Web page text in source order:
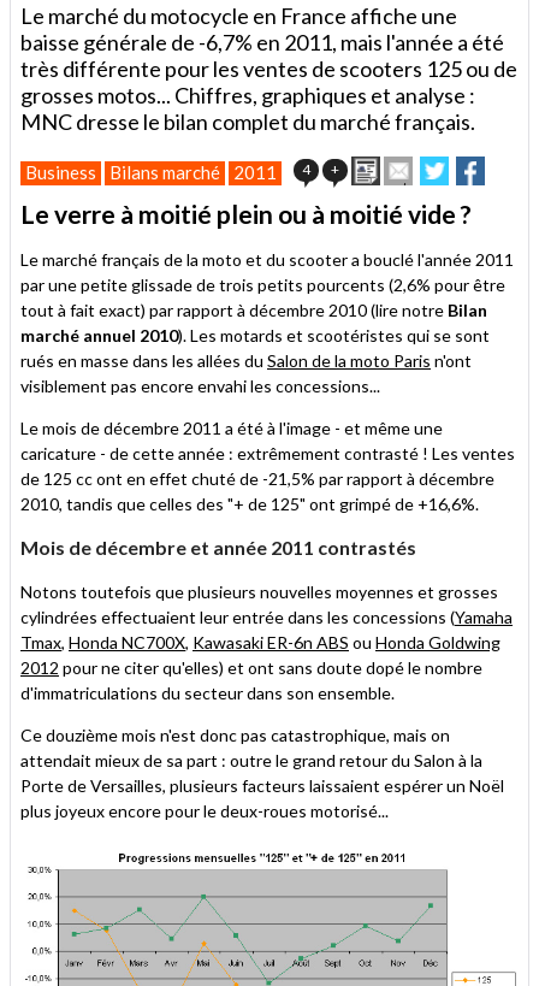
Le marché du motocycle en France affiche une
baisse générale de -6,7% en 2011, mais l'année a été
très différente pour les ventes de scooters 125 ou de
grosses motos... Chiffres, graphiques et analyse :
MNC dresse le bilan complet du marché français.
Business Bilans marché 2011 4 + ImprimerEnvoyer
cet
article
à
ami
Partager
sur
Twitter
sur
Facebook
Le verre à moitié plein ou à moitié vide ?
Le marché français de la moto et du scooter a bouclé l'année 2011
par une petite glissade de trois petits pourcents (2,6% pour être
tout à fait exact) par rapport à décembre 2010 (lire notre Bilan
marché annuel 2010). Les motards et scootéristes qui se sont
rués en masse dans les allées du Salon de la moto Paris n'ont
visiblement pas encore envahi les concessions...
Le mois de décembre 2011 a été à l'image - et même une
caricature - de cette année : extrêmement contrasté ! Les ventes
de 125 cc ont en effet chuté de -21,5% par rapport à décembre
2010, tandis que celles des "+ de 125" ont grimpé de +16,6%.
Mois de décembre et année 2011 contrastés
Notons toutefois que plusieurs nouvelles moyennes et grosses
cylindrées effectuaient leur entrée dans les concessions (Yamaha
Tmax, Honda NC700X, Kawasaki ER-6n ABS ou Honda Goldwing
2012 pour ne citer qu'elles) et ont sans doute dopé le nombre
d'immatriculations du secteur dans son ensemble.
Ce douzième mois n'est donc pas catastrophique, mais on
attendait mieux de sa part : outre le grand retour du Salon à la
Porte de Versailles, plusieurs facteurs laissaient espérer un Noël
plus joyeux encore pour le deux-roues motorisé...